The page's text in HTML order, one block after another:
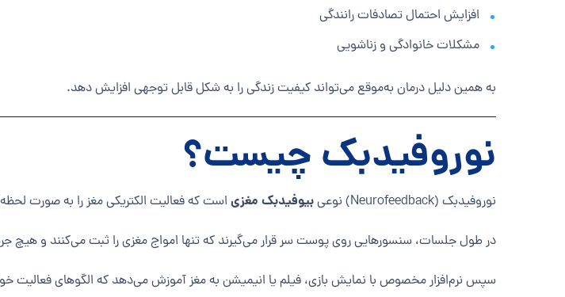
افزایش احتمال تصادفات رانندگی
مشکلات خانوادگی و زناشویی
به همین دلیل درمان به‌موقع می‌تواند کیفیت زندگی را به شکل قابل توجهی افزایش دهد.
نوروفیدبک چیست؟
نوروفیدبک (Neurofeedback) نوعی بیوفیدبک مغزی است که فعالیت الکتریکی مغز را به صورت
در طول جلسات، سنسورهایی روی پوست سر قرار می‌گیرند که تنها امواج مغزی را ثبت می‌کنند و هیچ
سپس نرم‌افزار مخصوص با نمایش بازی، فیلم یا انیمیشن به مغز آموزش می‌دهد که الگوهای فعالیت